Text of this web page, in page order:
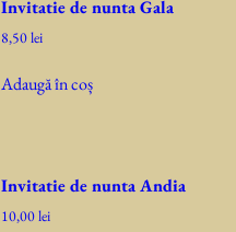
Invitatie de nunta Gala
8,50lei
Adaugă în coș
Invitatie de nunta Andia
10,00lei